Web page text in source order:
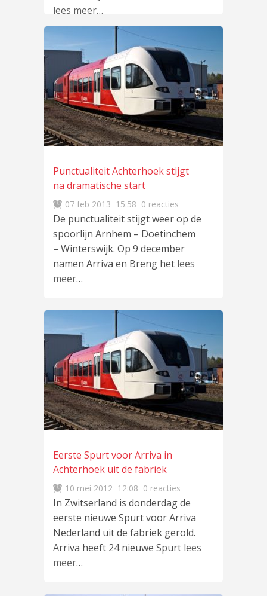
lees meer…
Punctualiteit Achterhoek stijgt
na dramatische start
07 feb 2013 15:58 0 reacties
De punctualiteit stijgt weer op de
spoorlijn Arnhem – Doetinchem
– Winterswijk. Op 9 december
namen Arriva en Breng het lees
meer…
Eerste Spurt voor Arriva in
Achterhoek uit de fabriek
10 mei 2012 12:08 0 reacties
In Zwitserland is donderdag de
eerste nieuwe Spurt voor Arriva
Nederland uit de fabriek gerold.
Arriva heeft 24 nieuwe Spurt lees
meer…